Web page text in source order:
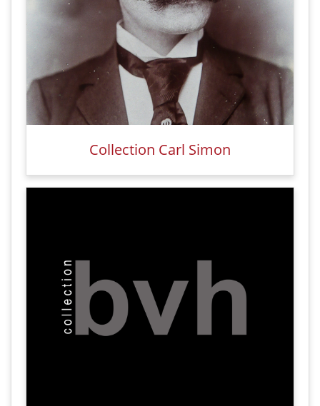
Collection Carl Simon